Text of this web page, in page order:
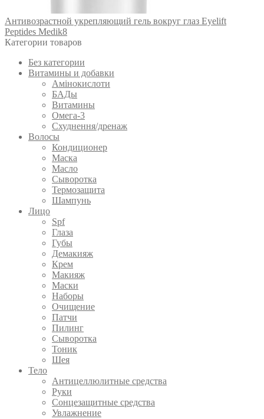
Антивозрастной укрепляющий гель вокруг глаз Eyelift
Peptides Medik8
Категории товаров
Без категории
Витамины и добавки
Амінокислоти
БАДы
Витамины
Омега-3
Схуднення/дренаж
Волосы
Кондиционер
Маска
Масло
Сыворотка
Термозащита
Шампунь
Лицо
Spf
Глаза
Губы
Демакияж
Крем
Макияж
Маски
Наборы
Очищение
Патчи
Пилинг
Сыворотка
Тоник
Шея
Тело
Антицеллюлитные средства
Руки
Сонцезащитные средства
Увлажнение